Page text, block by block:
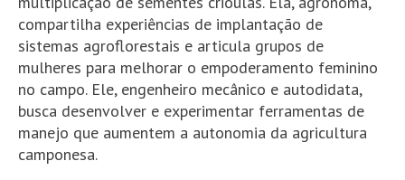
compartilha experiências de implantação de
sistemas agroflorestais e articula grupos de
mulheres para melhorar o empoderamento feminino
no campo. Ele, engenheiro mecânico e autodidata,
busca desenvolver e experimentar ferramentas de
manejo que aumentem a autonomia da agricultura
camponesa.